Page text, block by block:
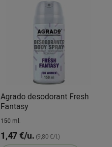
Agrado desodorant Fresh
Fantasy
150 ml.
1,47 €/u. (9,80 €/l.)